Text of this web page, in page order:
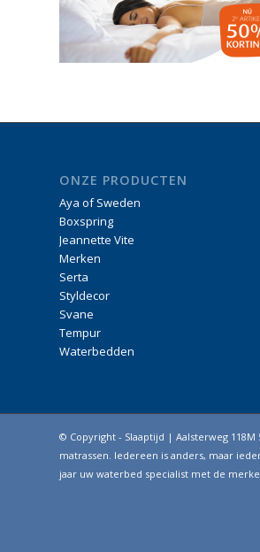
ONZE PRODUCTEN
Aya of Sweden
Boxspring
Jeannette Vite
Merken
Serta
Styldecor
Svane
Tempur
Waterbedden
© Copyright - Slaaptijd | Aalsterweg
matrassen. Iedereen is anders, maar
jaar uw waterbed specialist met de